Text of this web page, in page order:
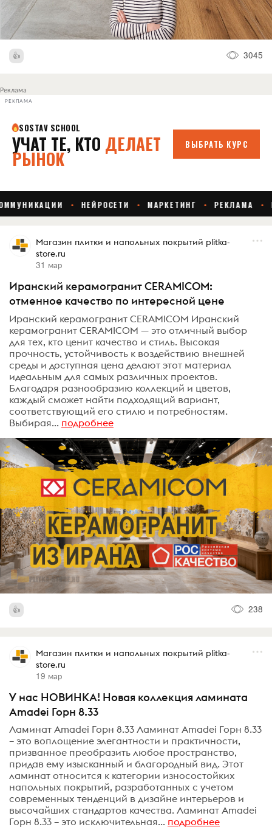
3045
Реклама
РЕКЛАМА
Магазин плитки и напольных покрытий plitka-
store.ru
31 мар
Иранский керамогранит CERAMICOM:
отменное качество по интересной цене
Иранский керамогранит CERAMICOM Иранский
керамогранит CERAMICOM — это отличный выбор
для тех, кто ценит качество и стиль. Высокая
прочность, устойчивость к воздействию внешней
среды и доступная цена делают этот материал
идеальным для самых различных проектов.
Благодаря разнообразию коллекций и цветов,
каждый сможет найти подходящий вариант,
соответствующий его стилю и потребностям.
Выбирая... подробнее
238
Магазин плитки и напольных покрытий plitka-
store.ru
19 мар
У нас НОВИНКА! Новая коллекция ламината
Amadei Горн 8.33
Ламинат Amadei Горн 8.33 Ламинат Amadei Горн 8.33
– это воплощение элегантности и практичности,
призванное преобразить любое пространство,
придав ему изысканный и благородный вид. Этот
ламинат относится к категории износостойких
напольных покрытий, разработанных с учетом
современных тенденций в дизайне интерьеров и
высочайших стандартов качества. Ламинат Amadei
Горн 8.33 – это исключительная... подробнее